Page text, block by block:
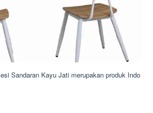
Sandaran Kayu Jati merupakan produk Indo